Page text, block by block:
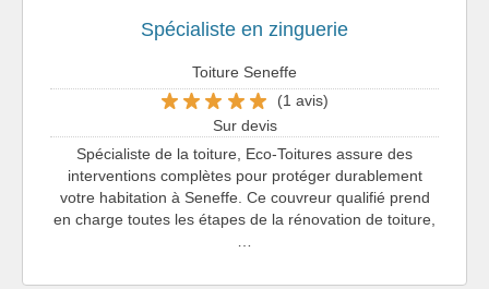
Spécialiste en zinguerie
Toiture Seneffe
(1 avis)
Sur devis
Spécialiste de la toiture, Eco-Toitures assure des
interventions complètes pour protéger durablement
votre habitation à Seneffe. Ce couvreur qualifié prend
en charge toutes les étapes de la rénovation de toiture,